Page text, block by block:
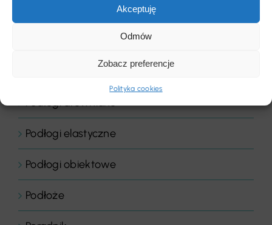
Akceptuję
Odmów
Zobacz preferencje
Polityka cookies
Podłogi drewniane
Podłogi elastyczne
Podłogi obiektowe
Podłoże